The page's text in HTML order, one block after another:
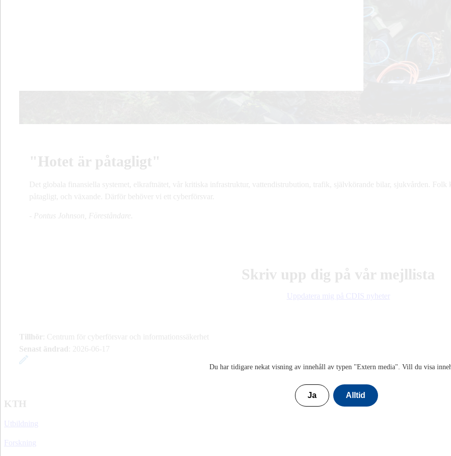
Du har tidigare nekat visning av innehåll av typen "Extern media". Vill du visa
Ja Alltid
"Hotet är påtagligt"
Det globala finansiella systemet, elkraftnätet, vår kritiska infrastruktur, vattendistrubution, trafik, självkörande bilar, sjukvården. Folk
påtagligt, och växande. Därför behöver vi ett cyberförsvar.
- Pontus Johnson, Föreståndare.
Skriv upp dig på vår mejllista
Uppdatera mig på CDIS nyheter
Tillhör
: Centrum för cyberförsvar och informationssäkerhet
Senast ändrad
2026-06-17
KTH
Utbildning
Forskning